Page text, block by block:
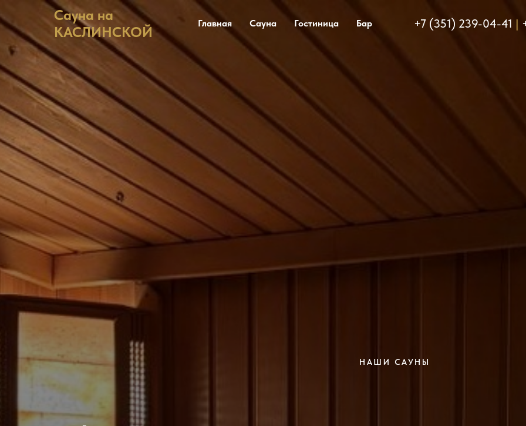
Сауна на
КАСЛИНСКОЙ
Главная Сауна Гостиница Бар +7 (351) 239-04-41 |
НАШИ САУНЫ